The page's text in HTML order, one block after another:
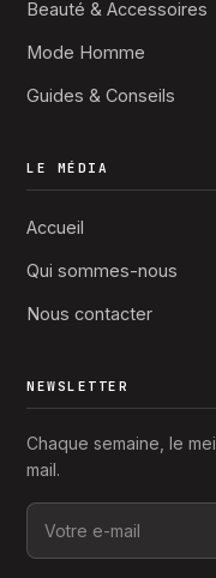
Beauté & Accessoires
Mode Homme
Guides & Conseils
LE MÉDIA
Accueil
Qui sommes-nous
Nous contacter
NEWSLETTER
Chaque semaine, le
mail.